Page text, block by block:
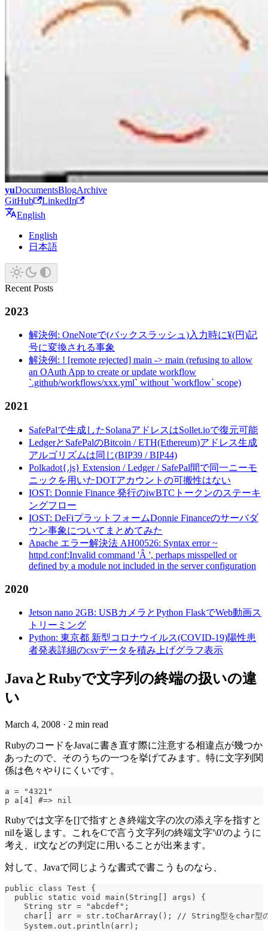
yuDocumentsBlogArchive
GitHub
LinkedIn
English
English
日本語
Recent Posts
2023
解決例: OneNoteで(バックスラッシュ)入力時に¥(円)記
号に変換される事象
解決例: ! [remote rejected] main -> main (refusing to allow
an OAuth App to create or update workflow
`.github/workflows/xxx.yml` without `workflow` scope)
2021
SafePalで生成したSolanaアドレスはSollet.ioで復元可能
LedgerとSafePalのBitcoin / ETH(Ethereum)アドレス生成
アルゴリズムは同じ(BIP39 / BIP44)
Polkadot{.js} Extension / Ledger / SafePal間で同一ニーモ
ニックを用いたDOTアカウントの可搬性はない
IOST: Donnie Finance 発行のiwBTCトークンのステーキ
ングフロー
IOST: DeFiプラットフォームDonnie Financeのサーバダ
ウン事象についてまとめてみた
Apache エラー解決法 AH00526: Syntax error ~
httpd.conf:Invalid command 'Â ', perhaps misspelled or
defined by a module not included in the server configuration
2020
Jetson nano 2GB: USBカメラとPython FlaskでWeb動画ス
トリーミング
Python: 東京都 新型コロナウイルス(COVID-19)陽性患
者発表詳細のcsvデータを積み上げグラフ表示
JavaとRubyで文字列の終端の扱いの違
い
March 4, 2008 · 2 min read
RubyのコードをJavaに書き直す際に注意する相違点が幾つか
あったので、そのうちの一つを挙げてみます。特に文字列関
係は色々やりにくいです。
a = "4321"
p a[4] #=> nil
Rubyでは文字を[]で指すとき終端文字の次の添え字を指すと
nilを返します。これをCで言う文字列の終端文字'\0'のように
考え、if文などの判定に用いることが出来ます。
対して、Javaで同じような書式で書こうものなら、
public class Test {
  public static void main(String[] args) {
    String str = "abcdef";
char[] arr = str.toCharArray(); // String型をchar型の
    System.out.println(arr);